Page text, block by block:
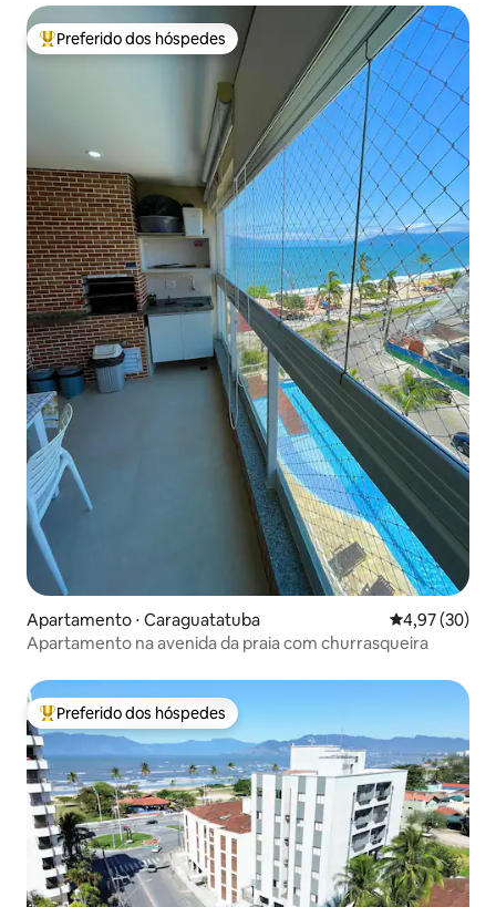
Entre os melhores preferidos dos hóspedes
Preferido dos hóspedes
Apartamento ⋅ Caraguatatuba 4,97 de uma
4,97 (30)
Apartamento na avenida da praia com churrasqueira
Entre os melhores preferidos dos hóspedes
Preferido dos hóspedes